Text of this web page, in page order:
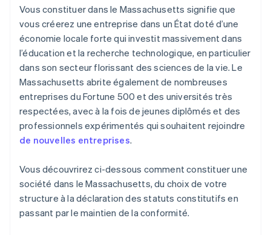
4. Désigner un agent agréé
6. Adopter les statuts et tenir une réunion
d’organisation
7. S’enregistrer auprès des services fiscaux du
Massachusetts
8. Déposer votre rapport annuel
Achat dématérialisé des actions du fondateur
Déclaration fiscale automatique au titre de
l’article 83(b)
Documents juridiques d’entreprise de classe
mondiale
Une année gratuite d’utilisation de Stripe Payments,
plus 50 000 dollars de crédits et de remises chez
nos partenaires
Vous constituer dans le Massachusetts signifie que
vous créerez une entreprise dans un État doté d’une
économie locale forte qui investit massivement dans
l’éducation et la recherche technologique, en particulier
dans son secteur florissant des sciences de la vie. Le
Massachusetts abrite également de nombreuses
entreprises du Fortune 500 et des universités très
respectées, avec à la fois de jeunes diplômés et des
professionnels expérimentés qui souhaitent rejoindre
de nouvelles entreprises.
Vous découvrirez ci-dessous comment constituer une
société dans le Massachusetts, du choix de votre
structure à la déclaration des statuts constitutifs en
passant par le maintien de la conformité.